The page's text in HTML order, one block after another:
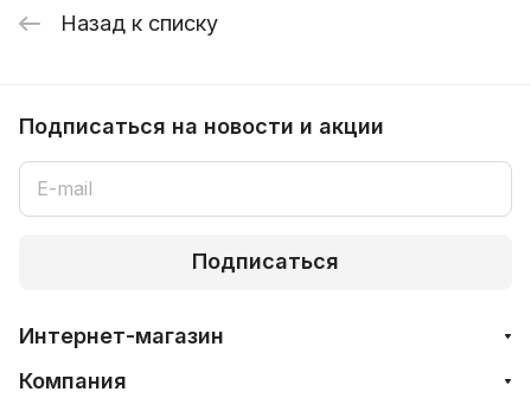
Назад к списку
Подписаться на новости и акции
Подписаться
Интернет-магазин
Компания